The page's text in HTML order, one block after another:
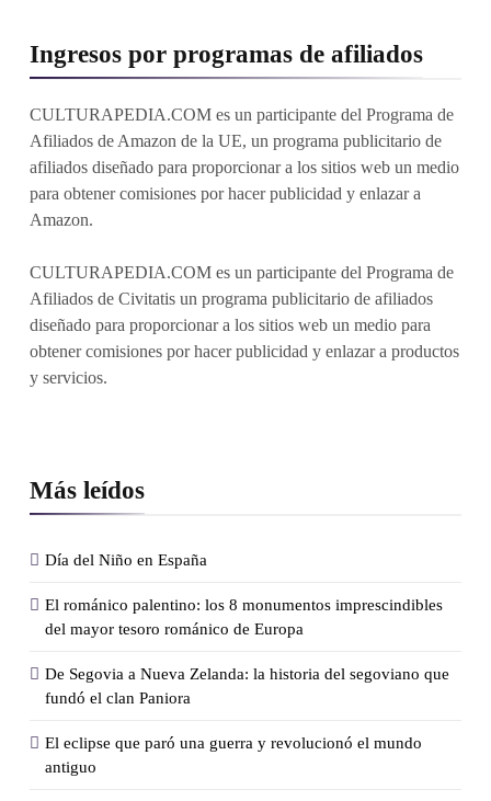
Ingresos por programas de afiliados
CULTURAPEDIA.COM es un participante del Programa de
Afiliados de Amazon de la UE, un programa publicitario de
afiliados diseñado para proporcionar a los sitios web un medio
para obtener comisiones por hacer publicidad y enlazar a
Amazon.
CULTURAPEDIA.COM es un participante del Programa de
Afiliados de Civitatis un programa publicitario de afiliados
diseñado para proporcionar a los sitios web un medio para
obtener comisiones por hacer publicidad y enlazar a productos
y servicios.
Más leídos
Día del Niño en España
El románico palentino: los 8 monumentos imprescindibles
del mayor tesoro románico de Europa
De Segovia a Nueva Zelanda: la historia del segoviano que
fundó el clan Paniora
El eclipse que paró una guerra y revolucionó el mundo
antiguo